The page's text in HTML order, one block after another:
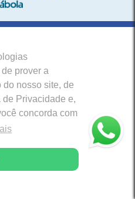
prover a
nosso site, de
Privacidade e,
concorda com